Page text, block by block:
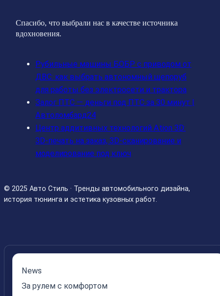
Спасибо, что выбрали нас в качестве источника
вдохновения.
Рубильные машины БОБР с приводом от
ДВС: как выбрать автономный щепоруб
для работы без электросети и трактора
Залог ПТС — деньги под ПТС за 30 минут |
Автоломбард24
Центр аддитивных технологий Ation 3D:
3D-печать на заказ, 3D-сканирование и
моделирование под ключ
© 2025 Авто Стиль · Тренды автомобильного дизайна,
история тюнинга и эстетика кузовных работ.
News
За рулем с комфортом